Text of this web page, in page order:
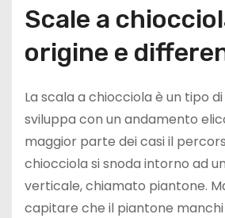
Scale a
origine e
La scala a chiocciola è un tipo
sviluppa con un andamento
maggior parte dei casi il
chiocciola si snoda intorno ad
verticale, chiamato piantone.
capitare che il piantone manchi